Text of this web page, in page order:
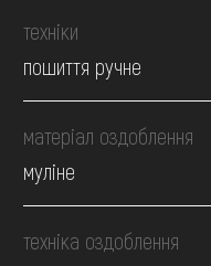
техніки
пошиття ручне
матеріал оздоблення
муліне
техніка оздоблення